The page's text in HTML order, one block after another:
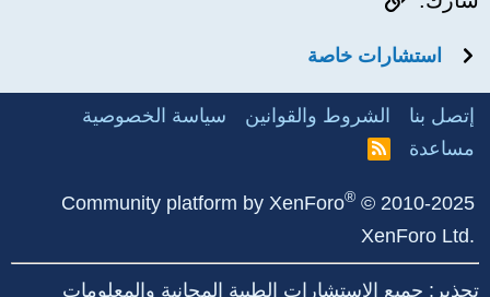
استشارات خاصة
إتصل بنا الشروط والقوانين
سياسة الخصوصية
مساعدة
R
Community platform by XenForo® © 2010-2025
XenForo Ltd.
تحذير: جميع الاستشارات الطبية المجانية والمعلومات